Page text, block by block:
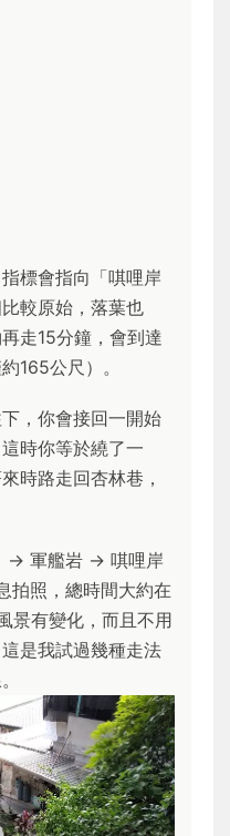
標會指向「唭哩岸
較原始，落葉也
走15分鐘，會到達
165公尺）。
，你會接回一開始
時你等於繞了一
時路走回杏林巷，
→ 軍艦岩 → 唭哩岸
拍照，總時間大約在
景有變化，而且不用
是我試過幾種走法